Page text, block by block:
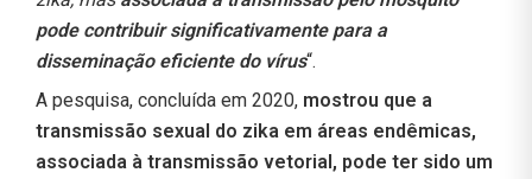
pode contribuir significativamente para a
disseminação eficiente do vírus“.
A pesquisa, concluída em 2020, mostrou que a
transmissão sexual do zika em áreas endêmicas,
associada à transmissão vetorial, pode ter sido um